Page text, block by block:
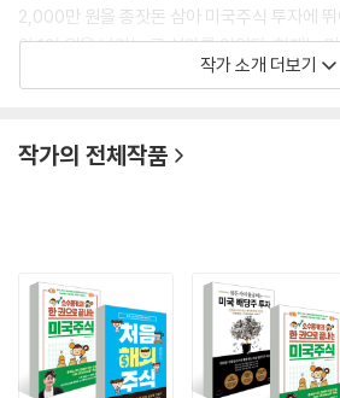
2,000만 원을 종잣돈 삼아 미국주식 투자에
익 1억 원을 넘기는 큰 성과를 얻었다. 현재는
이 발생하는 시스템을 구축해, 회사를 퇴사한
강의를 통해 수많은 미국주식 왕초보를 만났
클래스101 명예의 전당 TOP 클래스에 선정되
더 많은 사람들과 소통하고 싶다는 생각으로 유
들어 최신 미국시장 이슈와 투자 노하우, 원칙
드하고 있으며 현재는 구독자 25만 명의 인기
쿨> 시즌2 멘토로 출연했고 다수의 매체에 미
력이 있다. 2021년 유망 유튜버 77명에 선정
미국주식 투자 경험을 바탕으로 대형 증권사의
작가 소개 더보기
작가의 전체작품